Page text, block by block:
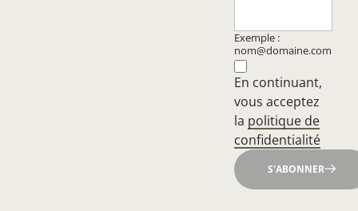
Exemple :
nom@domaine.com
En continuant,
vous acceptez
la politique de
confidentialité
S'ABONNER